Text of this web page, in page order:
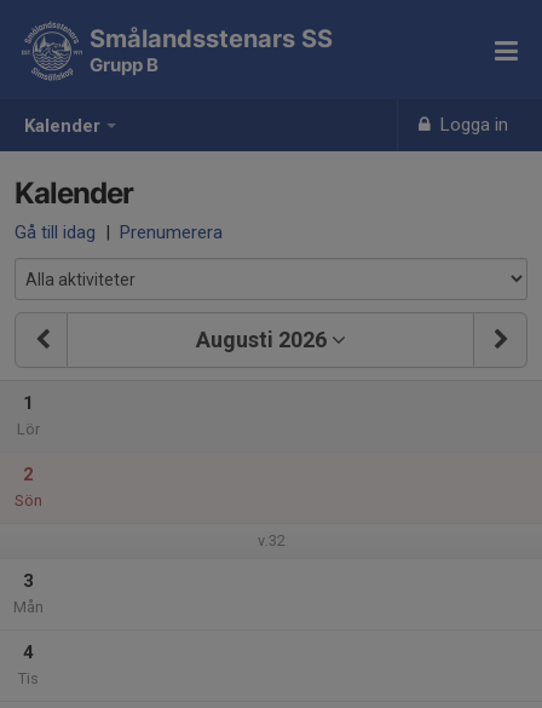
Kalender Logga in
Smålandsstenars SS
Grupp B
Kalender
Gå till idag | Prenumerera
Augusti 2026
1
Lör
2
Sön
v.32
3
Mån
4
Tis